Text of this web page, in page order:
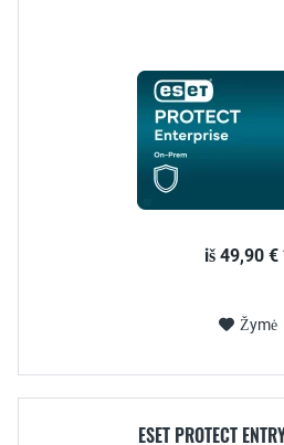
iš 49,90 €
Žymė
ESET PROTECT